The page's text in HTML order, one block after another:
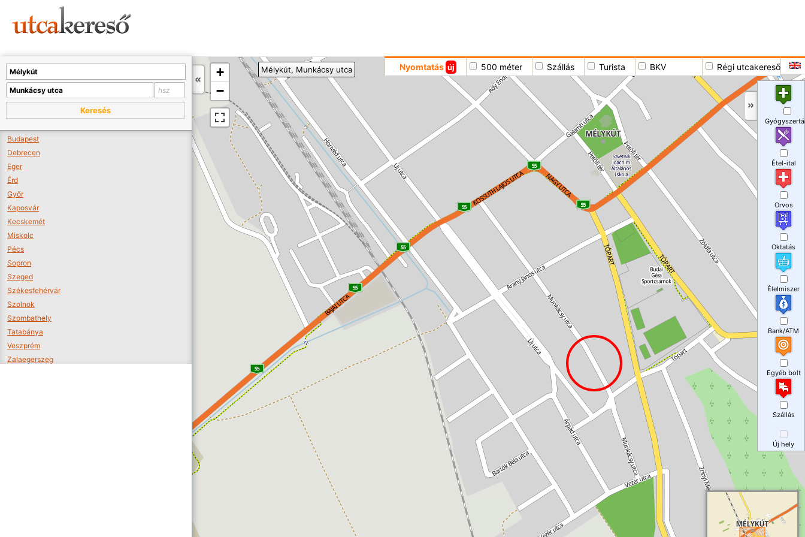
+
−
Nyomtatás új 500 méter Szállás Turista BKV Régi utcakereső
Mélykút, Munkácsy utca
Keresés
Budapest
Debrecen
Eger
Érd
Győr
Kaposvár
Kecskemét
Miskolc
Pécs
Sopron
Szeged
Székesfehérvár
Szolnok
Szombathely
Tatabánya
Veszprém
Zalaegerszeg
Étel-ital
Orvos
Oktatás
Élelmiszer
Bank/ATM
Egyéb bolt
Szállás
Új hely
A térképet kicsinyíteni kell, hogy látszódjanak a boltok.
Boltok látszódjanak >>